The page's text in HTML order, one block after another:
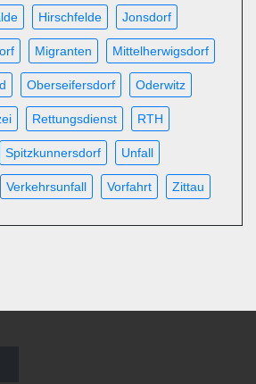
Hirschfelde Jonsdorf
Migranten Mittelherwigsdorf
Oberseifersdorf Oderwitz
Rettungsdienst RTH
Spitzkunnersdorf Unfall
Verkehrsunfall Vorfahrt Zittau